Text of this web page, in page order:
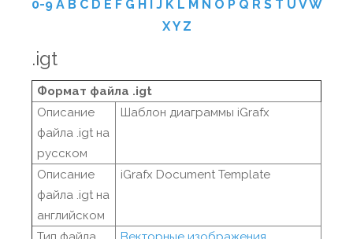
0-9 A B C D E F G H I J K L M N O P Q R S T U VW
XY Z
.igt
Формат файла .igt
Описание
файла .igt на
русском
Шаблон диаграммы iGrafx
Описание
файла .igt на
английском
iGrafx Document Template